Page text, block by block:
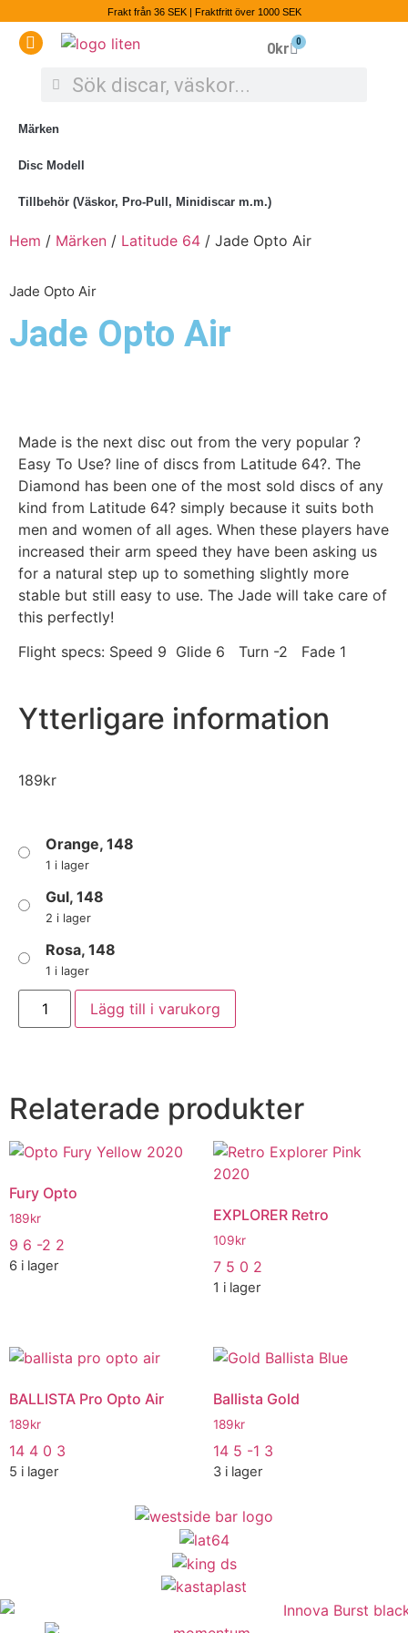
Frakt från 36 SEK | Fraktfritt över 1000 SEK
0kr 0
Märken
Disc Modell
Tillbehör (Väskor, Pro-Pull, Minidiscar m.m.)
Hem / Märken / Latitude 64 / Jade Opto Air
Jade Opto Air
Jade Opto Air
Made is the next disc out from the very popular ?
Easy To Use? line of discs from Latitude 64?. The
Diamond has been one of the most sold discs of any
kind from Latitude 64? simply because it suits both
men and women of all ages. When these players have
increased their arm speed they have been asking us
for a natural step up to something slightly more
stable but still easy to use. The Jade will take care of
this perfectly!
Flight specs: Speed 9 Glide 6 Turn -2 Fade 1
Ytterligare information
189kr
Orange, 148
1 i lager
Gul, 148
2 i lager
Rosa, 148
1 i lager
Lägg till i varukorg
Relaterade produkter
Fury Opto
189kr
9 6 -2 2
6 i lager
EXPLORER Retro
109kr
7 5 0 2
1 i lager
BALLISTA Pro Opto Air
189kr
14 4 0 3
5 i lager
Ballista Gold
189kr
14 5 -1 3
3 i lager